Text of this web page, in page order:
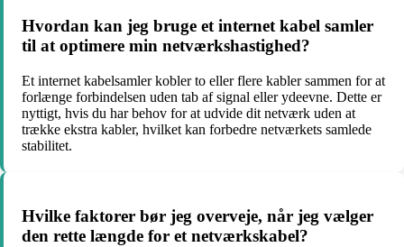
Hvordan kan jeg bruge et internet kabel samler
til at optimere min netværkshastighed?
Et internet kabelsamler kobler to eller flere kabler sammen for at
forlænge forbindelsen uden tab af signal eller ydeevne. Dette er
nyttigt, hvis du har behov for at udvide dit netværk uden at
trække ekstra kabler, hvilket kan forbedre netværkets samlede
stabilitet.
Hvilke faktorer bør jeg overveje, når jeg vælger
den rette længde for et netværkskabel?